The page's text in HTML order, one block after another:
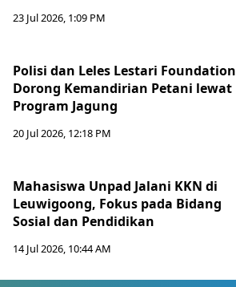
23 Jul 2026, 1:09 PM
Polisi dan Leles Lestari Foundation
Dorong Kemandirian Petani lewat
Program Jagung
20 Jul 2026, 12:18 PM
Mahasiswa Unpad Jalani KKN di
Leuwigoong, Fokus pada Bidang
Sosial dan Pendidikan
14 Jul 2026, 10:44 AM